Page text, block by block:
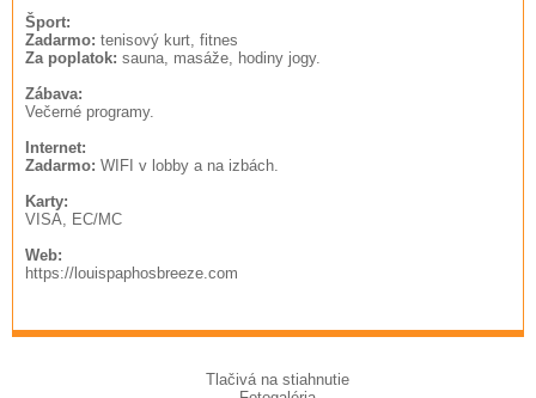
Šport:
Zadarmo: tenisový kurt, fitnes
Za poplatok: sauna, masáže, hodiny jogy.
Zábava:
Večerné programy.
Internet:
Zadarmo: WIFI v lobby a na izbách.
Karty:
VISA, EC/MC
Web:
https://louispaphosbreeze.com
Tlačivá na stiahnutie